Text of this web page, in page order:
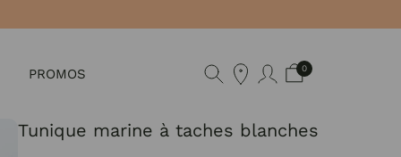
PROMOS 0
Tunique marine à taches blanches